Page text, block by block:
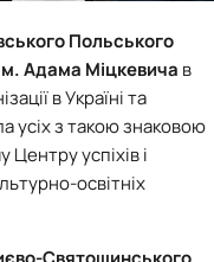
Польського
Адама Міцкевича в
в Україні та
усіх з такою знаковою
успіхів і
освітніх